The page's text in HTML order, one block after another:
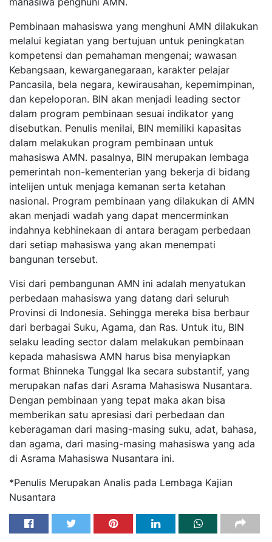
Pembinaan mahasiswa yang menghuni AMN dilakukan
melalui kegiatan yang bertujuan untuk peningkatan
kompetensi dan pemahaman mengenai; wawasan
Kebangsaan, kewarganegaraan, karakter pelajar
Pancasila, bela negara, kewirausahan, kepemimpinan,
dan kepeloporan. BIN akan menjadi leading sector
dalam program pembinaan sesuai indikator yang
disebutkan. Penulis menilai, BIN memiliki kapasitas
dalam melakukan program pembinaan untuk
mahasiswa AMN. pasalnya, BIN merupakan lembaga
pemerintah non-kementerian yang bekerja di bidang
intelijen untuk menjaga kemanan serta ketahan
nasional. Program pembinaan yang dilakukan di AMN
akan menjadi wadah yang dapat mencerminkan
indahnya kebhinekaan di antara beragam perbedaan
dari setiap mahasiswa yang akan menempati
bangunan tersebut.
Visi dari pembangunan AMN ini adalah menyatukan
perbedaan mahasiswa yang datang dari seluruh
Provinsi di Indonesia. Sehingga mereka bisa berbaur
dari berbagai Suku, Agama, dan Ras. Untuk itu, BIN
selaku leading sector dalam melakukan pembinaan
kepada mahasiswa AMN harus bisa menyiapkan
format Bhinneka Tunggal Ika secara substantif, yang
merupakan nafas dari Asrama Mahasiswa Nusantara.
Dengan pembinaan yang tepat maka akan bisa
memberikan satu apresiasi dari perbedaan dan
keberagaman dari masing-masing suku, adat, bahasa,
dan agama, dari masing-masing mahasiswa yang ada
di Asrama Mahasiswa Nusantara ini.
*Penulis Merupakan Analis pada Lembaga Kajian
Nusantara